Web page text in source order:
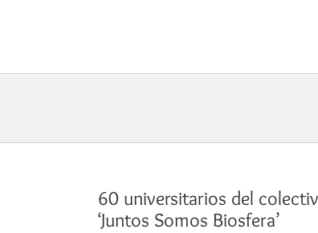
60 universitarios del
‘Juntos Somos Biosfera’